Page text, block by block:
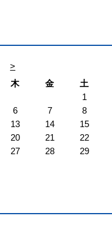
>
木 金
土
1
6 7
8
13 14
15
20 21
22
27 28
29